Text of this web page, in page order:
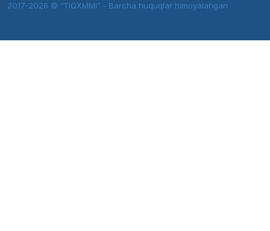
2017-2026 © “TIQXMMI” - Barcha huquqlar himoyalangan